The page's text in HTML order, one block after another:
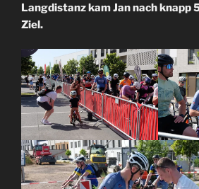
Langdistanz kam Jan nach knapp
Ziel.